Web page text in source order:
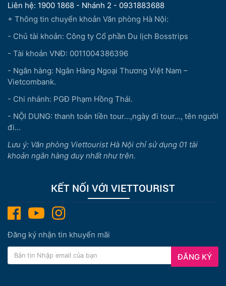
Liên hệ: 1900 1868 - Nhánh 2 - 0931883688
+ Thông tin chuyển khoản Văn phòng Hà Nội:
- Chủ tài khoản: Công ty Cổ phần Du lịch Bosstrips
- Tài khoản VNĐ: 0011004386396
- Ngân hàng: Ngân Hàng Ngoại Thương Việt Nam –
Vietcombank.
- Chi nhánh: PGĐ Phạm Hồng Thái.
- NỘI DUNG: thanh toán tiền tour...,ngày đi tour..., tên người
đi...
Lưu ý: Văn phòng Viettourist Hà Nội chỉ sử dụng 01 tài
khoản ngân hàng duy nhất như trên.
KẾT NỐI VỚI VIETTOURIST
Đăng ký nhận tin khuyến mãi
ĐĂNG KÝ